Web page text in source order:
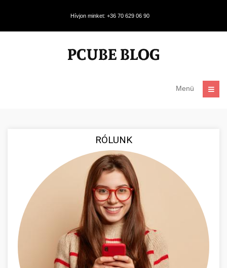
Hívjon minket: +36 70 629 06 90
Menü
RÓLUNK